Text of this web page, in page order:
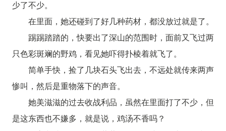
少了不少。
在里面，她还碰到了好几种药材，都没放过就是了。
踢踢踏踏的，快要出了深山的范围时，面前又飞过两
只色彩斑斓的野鸡，看见她吓得扑棱着就飞了。
简单手快，捡了几块石头飞出去，不远处就传来两声
惨叫，然后是重物落下的声音。
她美滋滋的过去收战利品，虽然在里面打了不少，但
是这东西也不嫌多，就是说，鸡汤不香吗？